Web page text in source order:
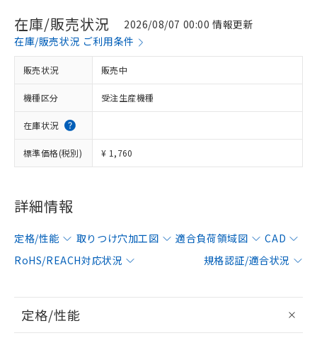
在庫/販売状況
2026/08/07 00:00 情報更新
在庫/販売状況 ご利用条件
販売状況 販売中
機種区分 受注生産機種
在庫状況
標準価格(税別) ¥ 1,760
詳細情報
定格/性能 取りつけ穴加工図 適合負荷領域図
CAD
RoHS/REACH対応状況
規格認証/適合状況
定格/性能